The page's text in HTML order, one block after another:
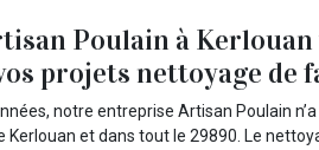
Poulain à Kerlouan
projets nettoyage de
notre entreprise Artisan Poulain
Kerlouan et dans tout le 29890. Le